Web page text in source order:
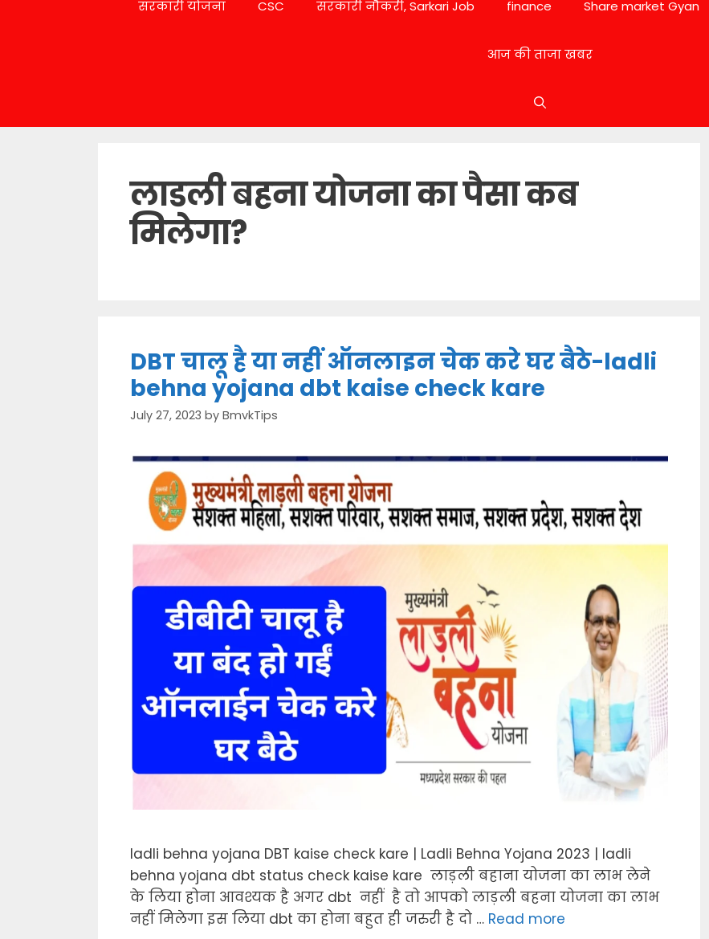
सरकारी योजना CSC सरकारी नौकरी, Sarkari Job finance Share market Gyan
आज की ताजा खबर
लाडली बहना योजना का पैसा कब
मिलेगा?
DBT चालू है या नहीं ऑनलाइन चेक करे घर बैठे-ladli
behna yojana dbt kaise check kare
July 27, 2023 by BmvkTips
ladli behna yojana DBT kaise check kare | Ladli Behna Yojana 2023 | ladli
behna yojana dbt status check kaise kare लाड़ली बहाना योजना का लाभ लेने
के लिया होना आवश्यक है अगर dbt नहीं है तो आपको लाड़ली बहना योजना का लाभ
नहीं मिलेगा इस लिया dbt का होना बहुत ही जरुरी है दो … Read more